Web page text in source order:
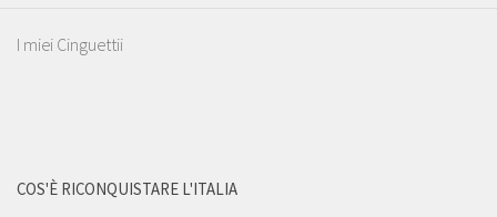
I miei Cinguettii
COS'È RICONQUISTARE L'ITALIA